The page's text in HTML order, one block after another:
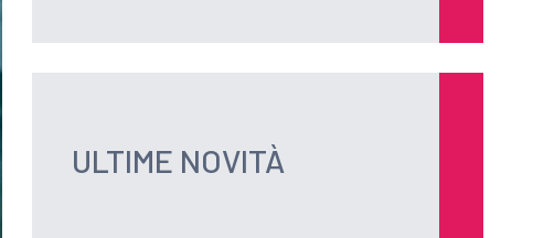
ULTIME NOVITÀ